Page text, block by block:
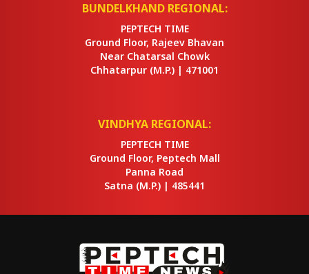
BUNDELKHAND REGIONAL:
PEPTECH TIME
Ground Floor, Rajeev Bhavan
Near Chatarsal Chowk
Chhatarpur (M.P.) | 471001
VINDHYA REGIONAL:
PEPTECH TIME
Ground Floor, Peptech Mall
Panna Road
Satna (M.P.) | 485441